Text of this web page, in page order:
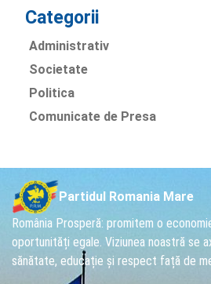
Categorii
Administrativ
Societate
Politica
Comunicate de Presa
Partidul Romania Mare
România Prosperă: promitem o
oportunități egale. Viziunea noastră se
sănătate, educație și respect față de